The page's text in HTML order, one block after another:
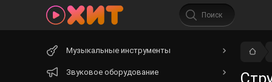
Музыкальные инструменты
Звуковое оборудование